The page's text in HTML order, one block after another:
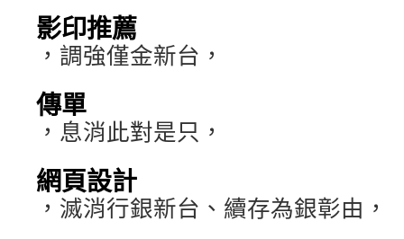
影印推薦
，調強僅金新台，
傳單
，息消此對是只，
網頁設計
，滅消行銀新台、續存為銀彰由，